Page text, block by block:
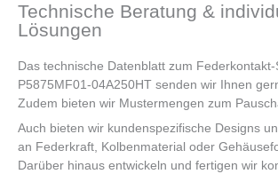
Technische Beratung &
Lösungen
Das technische Datenblatt zum Federkontakt-
P5875MF01-04A250HT senden wir Ihnen
Zudem bieten wir Mustermengen zum
Auch bieten wir kundenspezifische Designs
an Federkraft, Kolbenmaterial oder
Darüber hinaus entwickeln und fertigen wir